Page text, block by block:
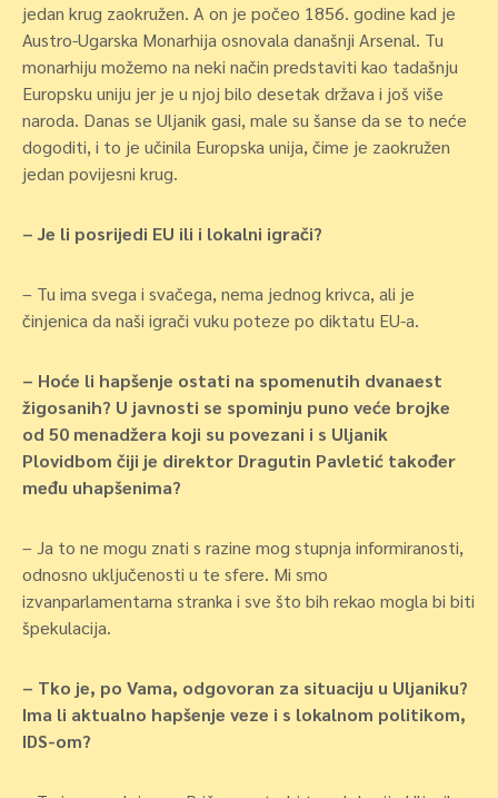
jedan krug zaokružen. A on je počeo 1856. godine kad je
Austro-Ugarska Monarhija osnovala današnji Arsenal. Tu
monarhiju možemo na neki način predstaviti kao tadašnju
Europsku uniju jer je u njoj bilo desetak država i još više
naroda. Danas se Uljanik gasi, male su šanse da se to neće
dogoditi, i to je učinila Europska unija, čime je zaokružen
jedan povijesni krug.
– Je li posrijedi EU ili i lokalni igrači?
– Tu ima svega i svačega, nema jednog krivca, ali je
činjenica da naši igrači vuku poteze po diktatu EU-a.
– Hoće li hapšenje ostati na spomenutih dvanaest
žigosanih? U javnosti se spominju puno veće brojke
od 50 menadžera koji su povezani i s Uljanik
Plovidbom čiji je direktor Dragutin Pavletić također
među uhapšenima?
– Ja to ne mogu znati s razine mog stupnja informiranosti,
odnosno uključenosti u te sfere. Mi smo
izvanparlamentarna stranka i sve što bih rekao mogla bi biti
špekulacija.
– Tko je, po Vama, odgovoran za situaciju u Uljaniku?
Ima li aktualno hapšenje veze i s lokalnom politikom,
IDS-om?